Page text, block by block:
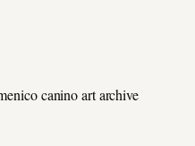
canino art archive